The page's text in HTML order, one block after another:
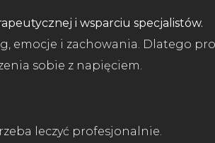
i wsparciu specjalistów.
emocje i zachowania. Dlatego
sobie z napięciem.
leczyć profesjonalnie.